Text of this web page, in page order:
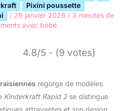
Pixini poussette
/ 29 janvier 2026 / 3 minutes de
avec bébé
4.8/5 - (9 votes)
regorge de modèles
Kinderkraft Rapid 2se distingue
attrayantes et son design